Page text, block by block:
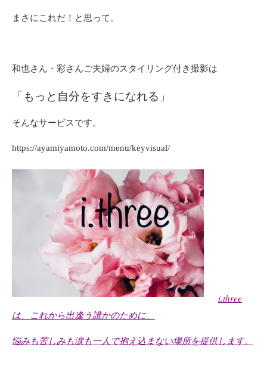
まさにこれだ！と思って 。
和也さん・彩さんご夫婦のスタイリング付き撮影は
「もっと自分をすきになれる」
そんなサービスです。
https://ayamiyamoto.com/menu/keyvisual/
i.three
は、これから出逢う誰かのために、
悩みも苦しみも涙も一人で抱え込まない場所を提供します。